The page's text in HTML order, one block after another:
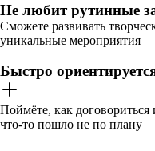
Не любит рутинные
Сможете развивать
уникальные мероприятия
Быстро
Поймёте, как договориться
что-то пошло не по плану